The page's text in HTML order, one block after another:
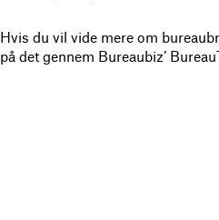
Hvis du vil vide mere om
på det gennem Bureaubiz’